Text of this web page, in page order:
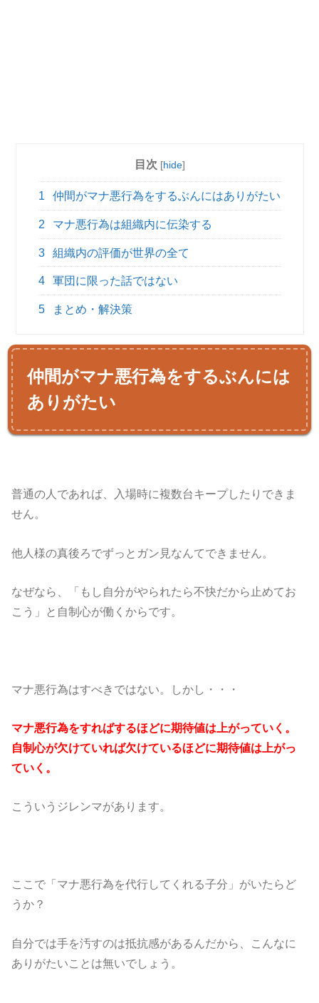
目次 [hide]
1 仲間がマナ悪行為をするぶんにはありがたい
2 マナ悪行為は組織内に伝染する
3 組織内の評価が世界の全て
4 軍団に限った話ではない
5 まとめ・解決策
仲間がマナ悪行為をするぶんには
ありがたい
普通の人であれば、入場時に複数台キープしたりできま
せん。
他人様の真後ろでずっとガン見なんてできません。
なぜなら、「もし自分がやられたら不快だから止めてお
こう」と自制心が働くからです。
マナ悪行為はすべきではない。しかし・・・
マナ悪行為をすればするほどに期待値は上がっていく。
自制心が欠けていれば欠けているほどに期待値は上がっ
ていく。
こういうジレンマがあります。
ここで「マナ悪行為を代行してくれる子分」がいたらど
うか？
自分では手を汚すのは抵抗感があるんだから、こんなに
ありがたいことは無いでしょう。